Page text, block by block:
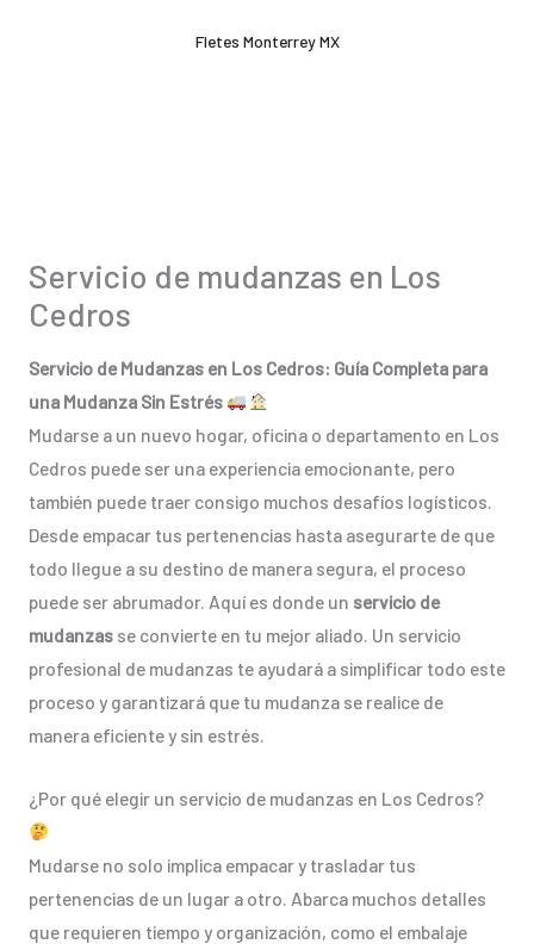
Fletes Monterrey MX
Servicio de mudanzas en Los
Cedros
Servicio de Mudanzas en Los Cedros: Guía Completa para
una Mudanza Sin Estrés
Mudarse a un nuevo hogar, oficina o departamento en Los
Cedros puede ser una experiencia emocionante, pero
también puede traer consigo muchos desafíos logísticos.
Desde empacar tus pertenencias hasta asegurarte de que
todo llegue a su destino de manera segura, el proceso
puede ser abrumador. Aquí es donde un servicio de
mudanzas se convierte en tu mejor aliado. Un servicio
profesional de mudanzas te ayudará a simplificar todo este
proceso y garantizará que tu mudanza se realice de
manera eficiente y sin estrés.
¿Por qué elegir un servicio de mudanzas en Los Cedros?
Mudarse no solo implica empacar y trasladar tus
pertenencias de un lugar a otro. Abarca muchos detalles
que requieren tiempo y organización, como el embalaje